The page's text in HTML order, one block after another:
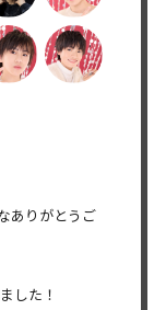
ありがとうご
した！